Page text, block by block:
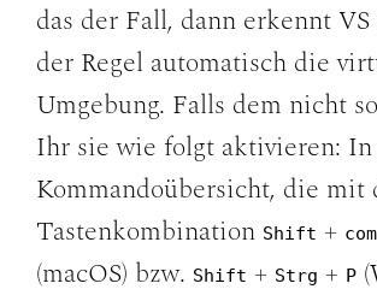
das der Fall, dann erkennt
der Regel automatisch die
Umgebung. Falls dem nicht
Ihr sie wie folgt aktivieren:
Kommandoübersicht, die mit
Tastenkombination Shift +
(macOS) bzw. Shift + Strg + P